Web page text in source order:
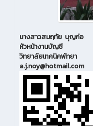
นางสาวสมฤทัย บุญก่อ
หัวหน้างานบัญชี
วิทยาลัยเทคนิคพัทยา
a.j.noy@hotmail.com